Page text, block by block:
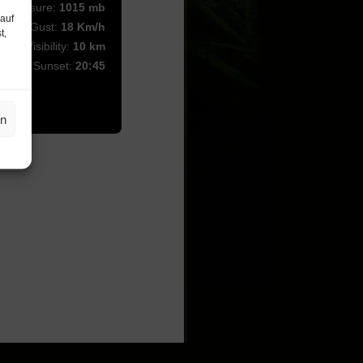
Pressure: 1015 mb
Wind Gust: 18 Km/h
Visibility: 10 km
Sunset: 20:45